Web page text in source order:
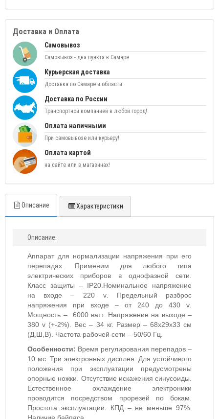
Доставка и Оплата
Самовывоз
Самовывоз - два пункта в Самаре
Курьерская доставка
Доставка по Самаре и области
Доставка по России
Транспортной компанией в любой город!
Оплата наличными
При самовывозе или курьеру!
Оплата картой
на сайте или в магазинах!
Описание Характеристики
Описание:
Аппарат для нормализации напряжения при его
перепадах. Применим для любого типа
электрических приборов в однофазной сети.
Класс защиты – IP20 .Номинальное напряжение
на входе – 220 v. Предельный разброс
напряжения при входе – от 240 до 430 v
Мощность – 6000 ватт. Напряжение на выходе –
380v (+-2%). Вес – 34кг. Размер – 68х29х33 см
(Д,Ш,В). Частота рабочей сети – 50/60 Гц.
Особенности: Время регулирования перепадов –
10 мс. Три электронных дисплея. Для устойчивого
положения при эксплуатации предусмотрены
опорные ножки. Отсутствие искажения синусоиды.
Естественное охлаждение электроники
проводится посредством прорезей по бокам.
Простота эксплуатации. КПД – не меньше 97%.